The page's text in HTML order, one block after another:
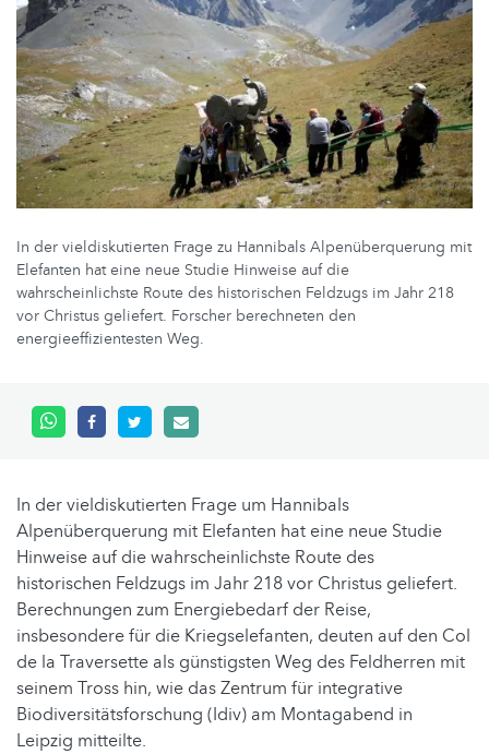
In der vieldiskutierten Frage zu Hannibals Alpenüberquerung mit
Elefanten hat eine neue Studie Hinweise auf die
wahrscheinlichste Route des historischen Feldzugs im Jahr 218
vor Christus geliefert. Forscher berechneten den
energieeffizientesten Weg.
In der vieldiskutierten Frage um Hannibals
Alpenüberquerung mit Elefanten hat eine neue Studie
Hinweise auf die wahrscheinlichste Route des
historischen Feldzugs im Jahr 218 vor Christus geliefert.
Berechnungen zum Energiebedarf der Reise,
insbesondere für die Kriegselefanten, deuten auf den Col
de la Traversette als günstigsten Weg des Feldherren mit
seinem Tross hin, wie das Zentrum für integrative
Biodiversitätsforschung (Idiv) am Montagabend in
Leipzig mitteilte.